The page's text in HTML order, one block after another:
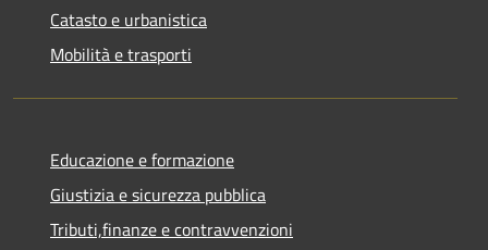
Catasto e urbanistica
Mobilità e trasporti
Educazione e formazione
Giustizia e sicurezza pubblica
Tributi,finanze e contravvenzioni